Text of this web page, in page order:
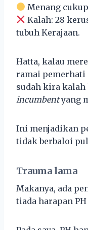
Menang
Kalah: 28
tubuh Kerajaan.
Hatta, kalau
ramai
sudah kira
incumbentyang
Ini menjadikan
tidak berbaloi
Trauma lama
Makanya, ada
tiada harapan